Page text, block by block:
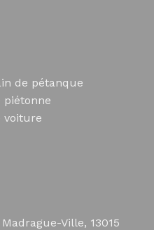
de pétanque
piétonne
voiture
Ville, 13015